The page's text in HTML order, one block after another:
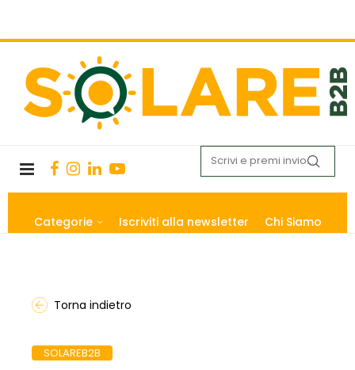
Categorie Iscriviti alla newsletter Chi Siamo
Torna indietro
SOLAREB2B